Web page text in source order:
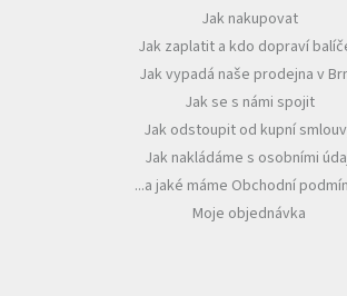
Jak nakupovat
Jak zaplatit a kdo dopraví
Jak vypadá naše prodejna v
Jak se s námi spojit
Jak odstoupit od kupní
Jak nakládáme s osobními
...a jaké máme Obchodní
Moje objednávka